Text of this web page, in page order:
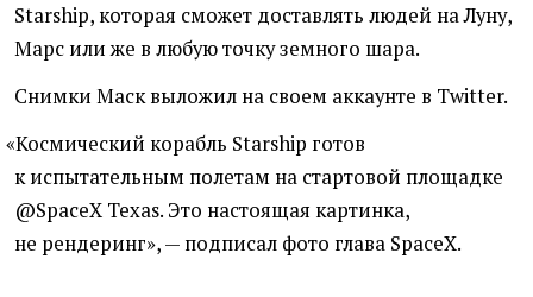
Starship, которая сможет доставлять людей на Луну,
Марс или же в любую точку земного шара.
Снимки Маск выложил на своем аккаунте в Twitter.
«Космический корабль Starship готов
к испытательным полетам на стартовой площадке
@SpaceX Texas. Это настоящая картинка,
не рендеринг», — подписал фото глава SpaceX.